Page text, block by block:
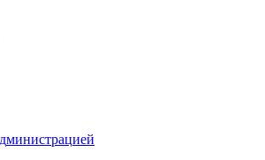
дминистрацией